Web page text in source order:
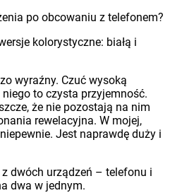
po obcowaniu z telefonem?
kolorystyczne: białą i
wyraźny. Czuć wysoką
to czysta przyjemność.
że nie pozostają na nim
rewelacyjna. W mojej,
Jest naprawdę duży i
dwóch urządzeń – telefonu i
dwa w jednym.